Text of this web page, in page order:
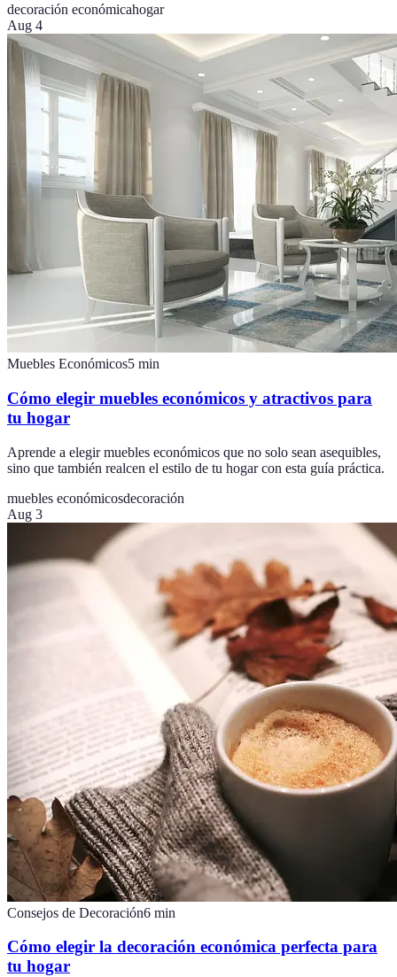
decoración económicahogar
Aug 4
Muebles Económicos5 min
Cómo elegir muebles económicos y atractivos para
tu hogar
Aprende a elegir muebles económicos que no solo sean asequibles,
sino que también realcen el estilo de tu hogar con esta guía práctica.
muebles económicosdecoración
Aug 3
Consejos de Decoración6 min
Cómo elegir la decoración económica perfecta para
tu hogar